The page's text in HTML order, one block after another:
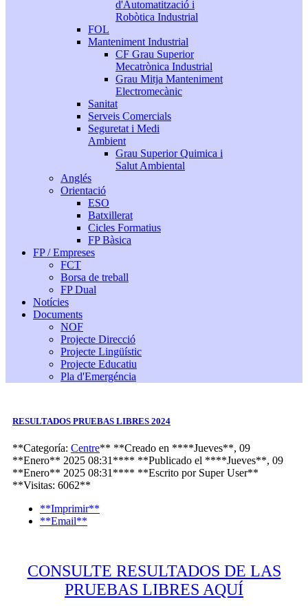
d'Automatització i
Robòtica Industrial
FOL
Manteniment Industrial
CF Grau Superior
Mecatrònica Industrial
Grau Mitja Manteniment
Electromecànic
Sanitat
Serveis Comercials
Seguretat i Medi
Ambient
Grau Superior Quimica i
Salut Ambiental
Anglés
Orientació
ESO
Batxillerat
Cicles Formatius
FP Bàsica
FP / Empreses
FCT
Borsa de treball
FP Dual
Notícies
Documents
NOF
Projecte Direcció
Projecte Lingüístic
Projecte Educatiu
Pla d'Emergéncia
RESULTADOS PRUEBAS LIBRES 2024
**Categoría: Centre** **Creado en ****Jueves**, 09
**Enero** 2025 08:31**** **Publicado el ****Jueves**, 09
**Enero** 2025 08:31**** **Escrito por Super User**
**Visitas: 6062**
**Imprimir**
**Email**
CONSULTE RESULTADOS DE LAS
PRUEBAS LIBRES AQUÍ